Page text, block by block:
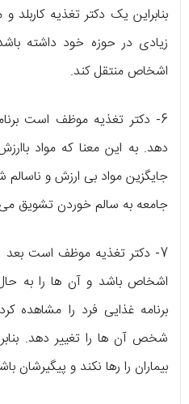
بنابراین یک دکتر تغذیه
زیادی در حوزه خود داشته
اشخاص منتقل کند.
6- دکتر تغذیه موظف است
دهد. به این معنا که مواد
جایگزین مواد بی ارزش و
جامعه به سالم خوردن تشویق
7- دکتر تغذیه موظف است بعد
اشخاص باشد و آن ها را به حال
برنامه غذایی فرد را مشاهده
شخص آن ها را تغییر دهد.
بیماران را رها نکند و پیگیرشان